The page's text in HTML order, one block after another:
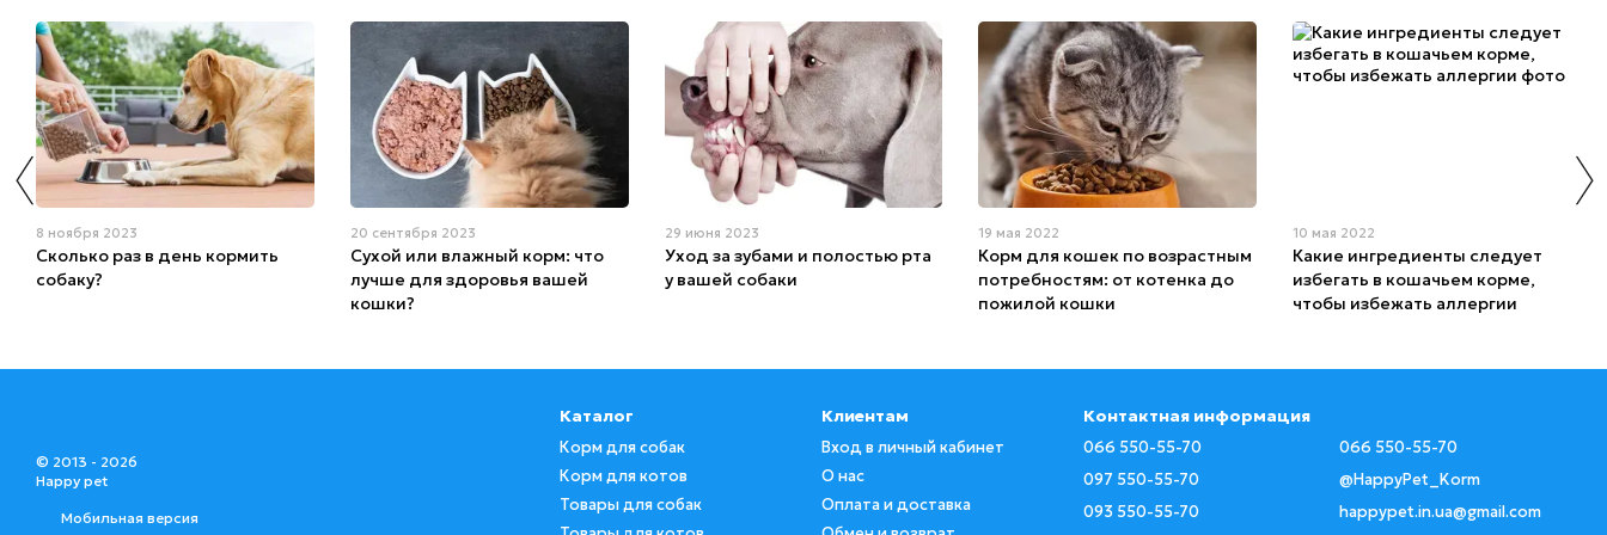
8 ноября 2023
Сколько раз в день кормить
собаку?
20 сентября 2023
Сухой или влажный корм: что
лучше для здоровья вашей
кошки?
29 июня 2023
Уход за зубами и полостью рта
у вашей собаки
19 мая 2022
Корм для кошек по возрастным
потребностям: от котенка до
пожилой кошки
10 мая 2022
Какие ингредиенты следует
избегать в кошачьем корме,
чтобы избежать аллергии
© 2013 - 2026
Happy pet
Мобильная версия
Каталог
Корм для собак
Корм для котов
Товары для собак
Клиентам
Вход в личный кабинет
О нас
Оплата и доставка
Контактная информация
066 550-55-70
097 550-55-70
093 550-55-70
066 550-55-70
@HappyPet_Korm
happypet.in.ua@gmail.com